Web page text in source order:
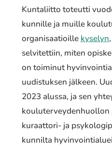
Kuntaliitto toteutti
kunnille ja muille
organisaatioille kyselyn
selvitettiin, miten
on toiminut
uudistuksen jälkeen.
2023 alussa, ja sen
kouluterveydenhuollon
kuraattori- ja
kunnilta